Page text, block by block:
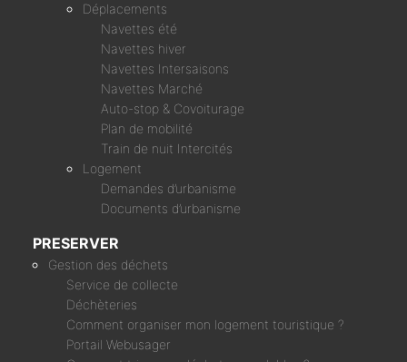
Déplacements
Navettes été
Navettes hiver
Navettes Intersaisons
Navettes Marché
Auto-stop & Covoiturage
Plan de mobilité
Train de nuit Intercités
Logement
Demandes d’urbanisme
Documents d’urbanisme
PRESERVER
Gestion des déchets
Service de collecte
Déchèteries
Comment organiser mon logement touristique ?
Portail Webusager